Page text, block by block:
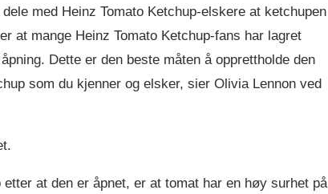
med Heinz Tomato Ketchup-elskere at ketchupen
mange Heinz Tomato Ketchup-fans har lagret
Dette er den beste måten å opprettholde den
som du kjenner og elsker, sier Olivia Lennon ved
at den er åpnet, er at tomat har en høy surhet på